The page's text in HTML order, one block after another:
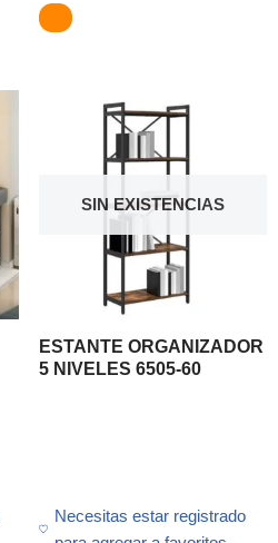
SIN EXISTENCIAS
ESTANTE ORGANIZADOR
5 NIVELES 6505-60
Necesitas estar registrado